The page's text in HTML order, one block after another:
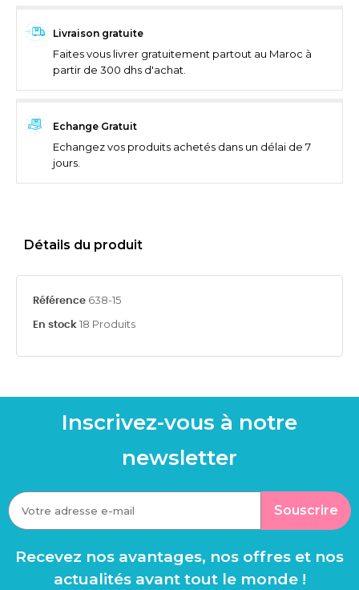
Livraison gratuite
Faites vous livrer gratuitement partout au Maroc à
partir de 300 dhs d'achat.
Echange Gratuit
Echangez vos produits achetés dans un délai de 7
jours.
Détails du produit
Référence 638-15
En stock 18 Produits
Inscrivez-vous à notre
newsletter
Souscrire
Recevez nos avantages, nos offres et nos
actualités avant tout le monde !